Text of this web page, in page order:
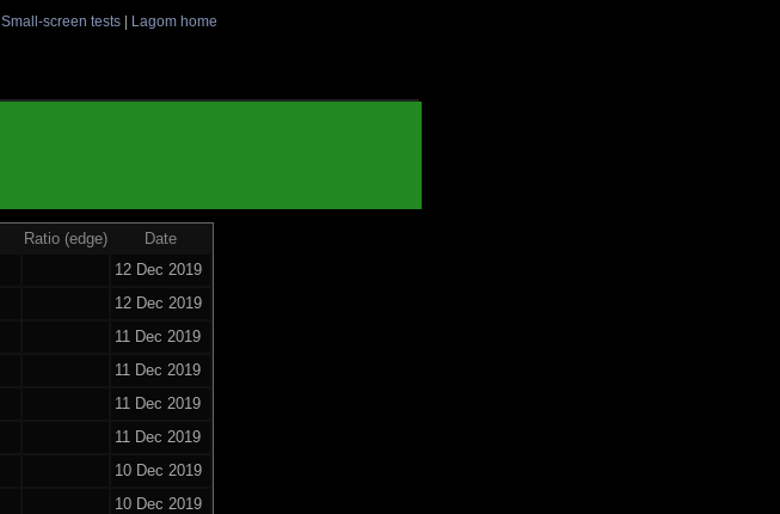
Small-screen tests| Lagom home
Ratio (edge)
Date
12 Dec 2019
12 Dec 2019
11 Dec 2019
11 Dec 2019
11 Dec 2019
11 Dec 2019
10 Dec 2019
10 Dec 2019